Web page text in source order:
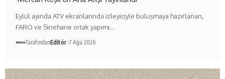
Eylül ayında ATV ekranlarında izleyiciyle buluşmaya hazırlanan,
FARO ve Sinehane ortak yapımı…
TarafındanEditör 7 Ağu 2026